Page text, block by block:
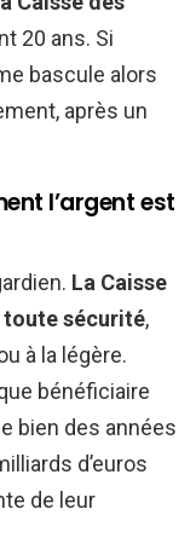
20 ans. Si
bascule alors
après un
l’argent est
La Caisse
toute sécurité,
à la légère.
bénéficiaire
bien des années
d’euros
de leur